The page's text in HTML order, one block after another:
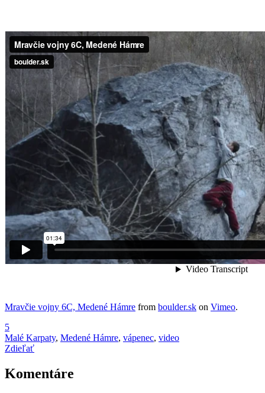
Mravčie vojny 6C, Medené Hámre from boulder.sk on Vimeo.
5
Malé Karpaty, Medené Hámre, vápenec, video
Zdieľať
Komentáre